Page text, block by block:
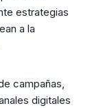
estrategias
a la
campañas,
digitales